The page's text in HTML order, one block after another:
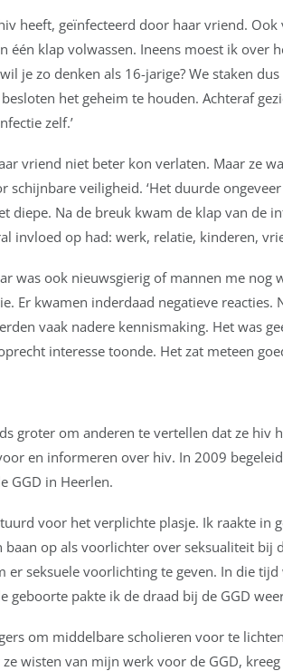
heeft, geïnfecteerd door haar vriend.
één klap volwassen. Ineens moest ik over
je zo denken als 16-jarige? We staken
het geheim te houden. Achteraf
zelf.’
vriend niet beter kon verlaten. Maar ze
schijnbare veiligheid. ‘Het duurde
diepe. Na de breuk kwam de klap van de
invloed op had: werk, relatie, kinderen,
was ook nieuwsgierig of mannen me nog
Er kwamen inderdaad negatieve reacties.
vaak nadere kennismaking. Het was
interesse toonde. Het zat meteen
groter om anderen te vertellen dat ze hiv
en informeren over hiv. In 2009
GGD in Heerlen.
voor het verplichte plasje. Ik raakte in
op als voorlichter over seksualiteit bij
er seksuele voorlichting te geven. In die
geboorte pakte ik de draad bij de GGD
om middelbare scholieren voor te
wisten van mijn werk voor de GGD,